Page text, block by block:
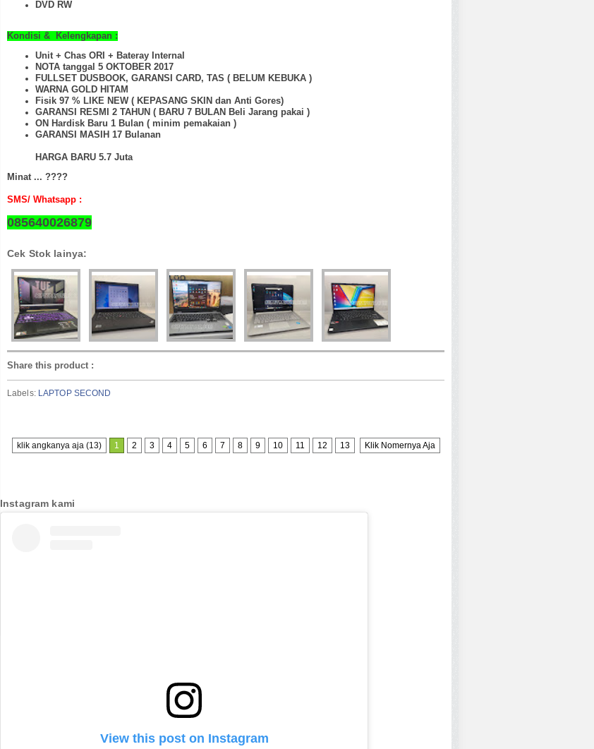
DVD RW
Kondisi & Kelengkapan :
Unit + Chas ORI + Bateray Internal
NOTA tanggal 5 OKTOBER 2017
FULLSET DUSBOOK, GARANSI CARD, TAS ( BELUM KEBUKA )
WARNA GOLD HITAM
Fisik 97 % LIKE NEW ( KEPASANG SKIN dan Anti Gores)
GARANSI RESMI 2 TAHUN ( BARU 7 BULAN Beli Jarang pakai )
ON Hardisk Baru 1 Bulan ( minim pemakaian )
GARANSI MASIH 17 Bulanan
HARGA BARU 5.7 Juta
Minat ... ????
SMS/ Whatsapp :
085640026879
Cek Stok lainya:
Share this product :
Labels: LAPTOP SECOND
klik angkanya aja (13) 1 2 3 4 5 6 7 8 9 10 11 12 13 Klik Nomernya Aja
Instagram kami
View this post on Instagram